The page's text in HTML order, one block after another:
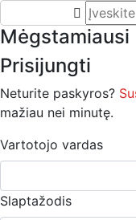
Mėgstamiausi
Prisijungti
Neturite paskyros?
mažiau nei minutę.
Vartotojo vardas
Slaptažodis